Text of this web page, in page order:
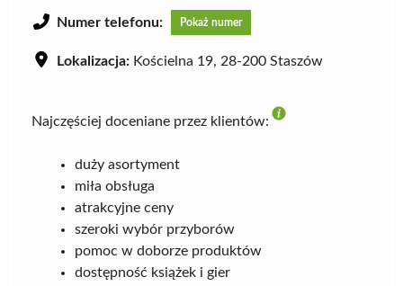
Numer telefonu: Pokaż numer
Lokalizacja: Kościelna 19, 28-200 Staszów
Najczęściej doceniane przez klientów:
duży asortyment
miła obsługa
atrakcyjne ceny
szeroki wybór przyborów
pomoc w doborze produktów
dostępność książek i gier